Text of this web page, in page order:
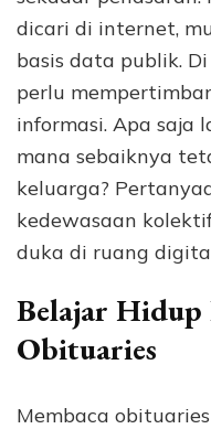
dicari di internet,
basis data publik.
perlu
informasi. Apa saja
mana sebaiknya
keluarga?
kedewasaan
duka di ruang
Belajar
Obituaries
Membaca